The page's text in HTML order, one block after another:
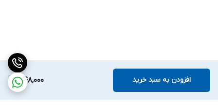
1,148,000 افزودن به سبد خرید